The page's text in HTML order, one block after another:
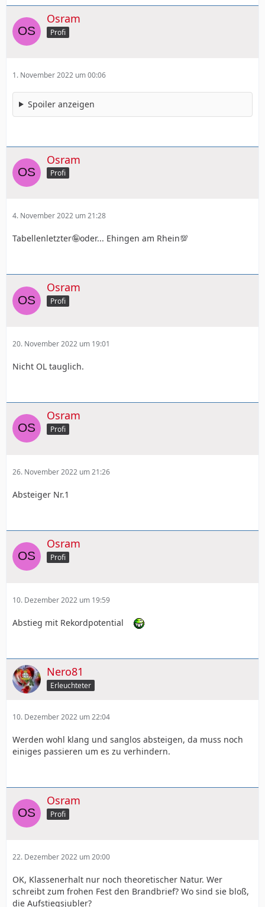
Osram
Profi
1. November 2022 um 00:06
Spoiler anzeigen
Osram
Profi
4. November 2022 um 21:28
Tabellenletzter🤪oder... Ehingen am Rhein💯
Osram
Profi
20. November 2022 um 19:01
Nicht OL tauglich.
Osram
Profi
26. November 2022 um 21:26
Absteiger Nr.1
Osram
Profi
10. Dezember 2022 um 19:59
Abstieg mit Rekordpotential
Nero81
Erleuchteter
10. Dezember 2022 um 22:04
Werden wohl klang und sanglos absteigen, da muss noch
einiges passieren um es zu verhindern.
Osram
Profi
22. Dezember 2022 um 20:00
OK, Klassenerhalt nur noch theoretischer Natur. Wer
schreibt zum frohen Fest den Brandbrief? Wo sind sie bloß,
die Aufstiegsjubler?